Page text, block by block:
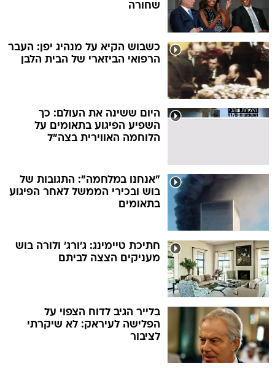
שחורה
כשבוש הקיא על מנהיג יפן: העבר
הרפואי הביזארי של הבית הלבן
היום ששינה את העולם: כך
השפיע הפיגוע בתאומים על
הלוחמה האווירית בצה"ל
"אנחנו במלחמה": התגובות של
בוש ובכירי הממשל לאחר הפיגוע
בתאומים
חתיכת טיימינג: ג'ורג' ולורה בוש
מעניקים הצצה לביתם
בלייר הגיב לדוח הצפוי על
הפלישה לעיראק: לא שיקרתי
לציבור